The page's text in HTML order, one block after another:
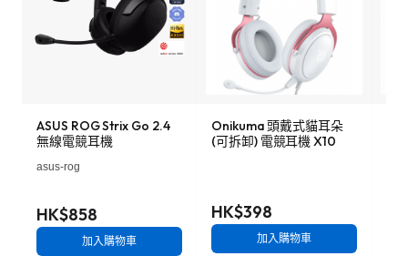
ASUS ROG Strix Go 2.4
無線電競耳機
asus-rog
HK$858
加入購物車
Onikuma 頭戴式貓耳朵
(可拆卸) 電競耳機 X10
HK$398
加入購物車